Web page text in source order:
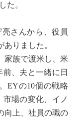
た。
さんから、役員
りました。
家族で渡米し、米
、夫と一緒に日
EYの10個の戦略
場の変化、イノ
向上、社員の職の